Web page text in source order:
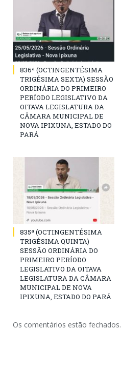
836ª (OCTINGENTÉSIMA
TRIGÉSIMA SEXTA) SESSÃO
ORDINÁRIA DO PRIMEIRO
PERÍODO LEGISLATIVO DA
OITAVA LEGISLATURA DA
CÂMARA MUNICIPAL DE
NOVA IPIXUNA, ESTADO DO
PARÁ
835ª (OCTINGENTÉSIMA
TRIGÉSIMA QUINTA)
SESSÃO ORDINÁRIA DO
PRIMEIRO PERÍODO
LEGISLATIVO DA OITAVA
LEGISLATURA DA CÂMARA
MUNICIPAL DE NOVA
IPIXUNA, ESTADO DO PARÁ
Os comentários estão fechados.